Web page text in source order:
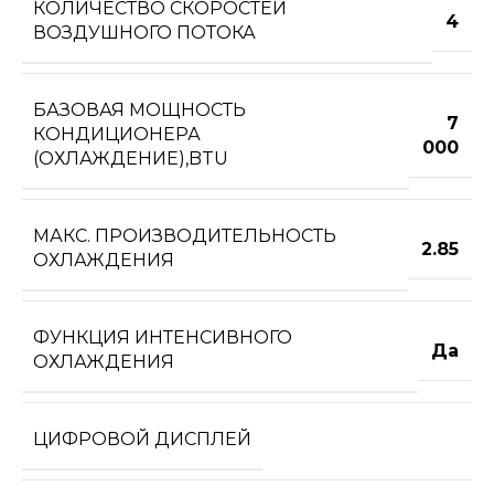
КОЛИЧЕСТВО СКОРОСТЕЙ
ВОЗДУШНОГО ПОТОКА
4
БАЗОВАЯ МОЩНОСТЬ
КОНДИЦИОНЕРА
(ОХЛАЖДЕНИЕ),BTU
7
000
МАКС. ПРОИЗВОДИТЕЛЬНОСТЬ
ОХЛАЖДЕНИЯ
2.85
ФУНКЦИЯ ИНТЕНСИВНОГО
ОХЛАЖДЕНИЯ
Да
ЦИФРОВОЙ ДИСПЛЕЙ